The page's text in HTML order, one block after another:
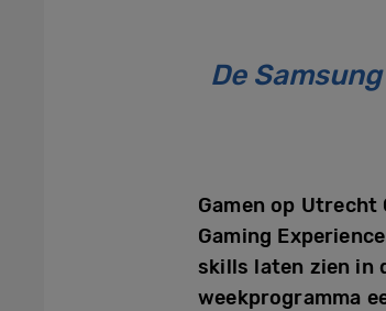
De
Gamen op Utrecht
Gaming
skills laten zien in
weekprogramma